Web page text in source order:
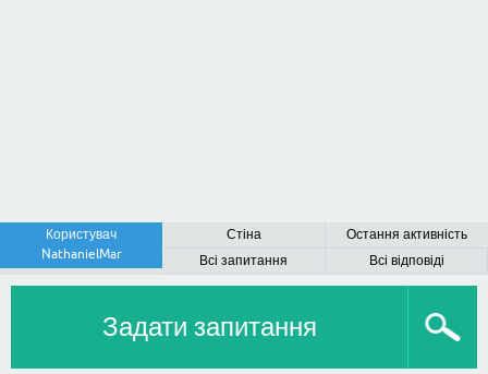
Користувач
NathanielMar
Стіна
Остання активність
Всі запитання
Всі відповіді
Задати запитання